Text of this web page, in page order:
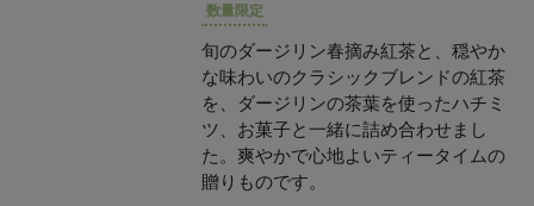
数量限定
旬のダージリン春摘み紅茶と、穏やか
な味わいのクラシックブレンドの紅茶
を、ダージリンの茶葉を使ったハチミ
ツ、お菓子と一緒に詰め合わせまし
た。爽やかで心地よいティータイムの
贈りものです。